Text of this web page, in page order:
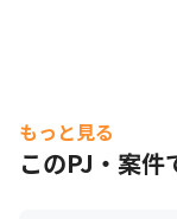
もっと見る
このPJ・案件